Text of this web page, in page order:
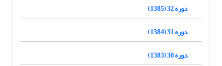
دوره 32 (1385)
دوره 31 (1384)
دوره 30 (1383)